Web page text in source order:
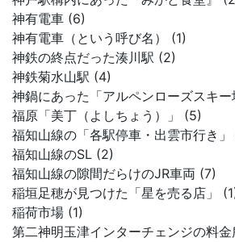
神有電車 (6)
神有電車（という呼び名） (1)
神鉄の終点だった湊川駅 (2)
神鉄菊水山駅 (4)
神鍋にあった「アルペンローズスキー
福原「美丁（よしちょう）」 (5)
福知山線の「各駅停車・出雲市行き」
福知山線のSL (2)
福知山線の隙間だらけのJR車両 (7)
稲垣足穂が見つけた「星を売る店」
稲荷市場 (1)
第二神明玉津インターチェンジの料金